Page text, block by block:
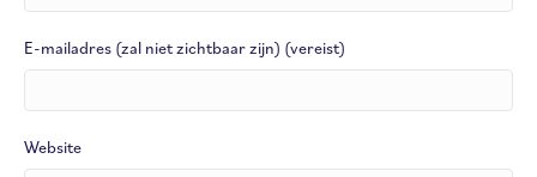
E-mailadres (zal niet zichtbaar zijn) (vereist)
Website